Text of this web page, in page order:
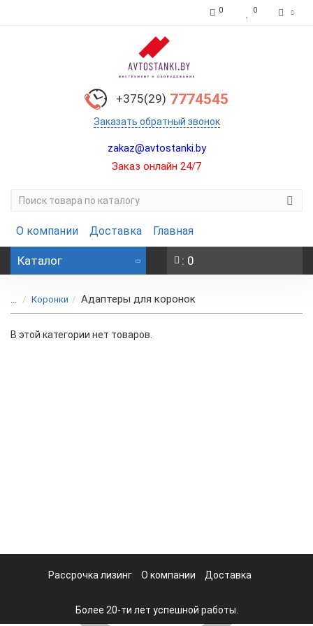
0 0
+375(29) 7774545
Заказать обратный звонок
zakaz@avtostanki.by
Заказ онлайн 24/7
О компании Доставка Главная
Каталог : 0
... Коронки Адаптеры для коронок
В этой категории нет товаров.
Рассрочка лизинг О компании Доставка
Более 20-ти лет успешной работы.